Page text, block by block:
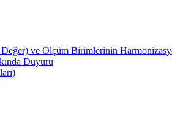
Değer) ve Ölçüm Birimlerinin
Duyuru